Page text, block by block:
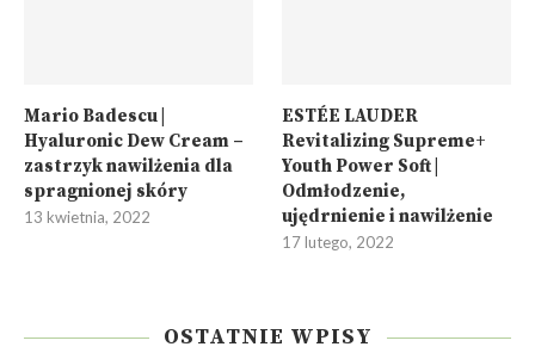
Mario Badescu |
Hyaluronic Dew Cream –
zastrzyk nawilżenia dla
spragnionej skóry
13 kwietnia, 2022
ESTÉE LAUDER
Revitalizing Supreme+
Youth Power Soft |
Odmłodzenie,
ujędrnienie i nawilżenie
17 lutego, 2022
OSTATNIE WPISY